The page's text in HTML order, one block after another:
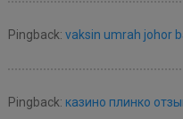
Pingback: vaksin umrah johor
Pingback: казино плинко